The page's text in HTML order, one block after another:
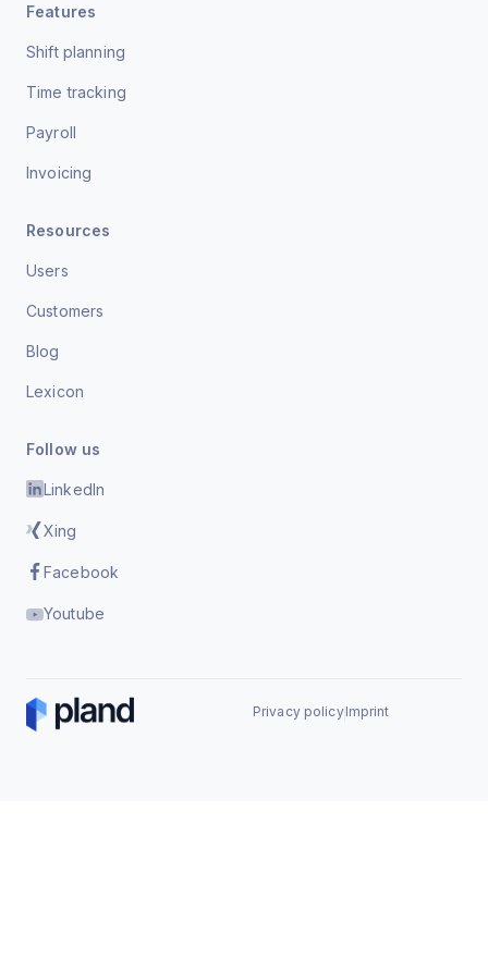
Features
Shift planning
Time tracking
Payroll
Invoicing
Resources
Users
Customers
Blog
Lexicon
Follow us
LinkedIn
Xing
Facebook
Youtube
Privacy policyImprint